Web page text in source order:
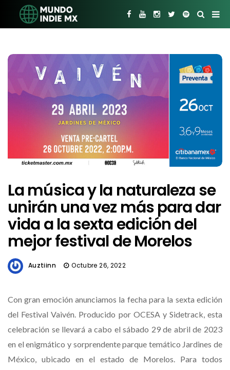
La música y la naturaleza se
unirán una vez más para dar
vida a la sexta edición del
mejor festival de Morelos
Auztiinn Octubre 26, 2022
Con gran emoción anunciamos la fecha para la sexta edición
del Festival Vaivén. Producido por OCESA y Sidetrack, esta
celebración se llevará a cabo el sábado 29 de abril de 2023
en el enigmático y sorprendente parque temático Jardines de
México, ubicado en el estado de Morelos. Para todos